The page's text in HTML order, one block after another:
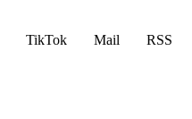
TikTok Mail RSS